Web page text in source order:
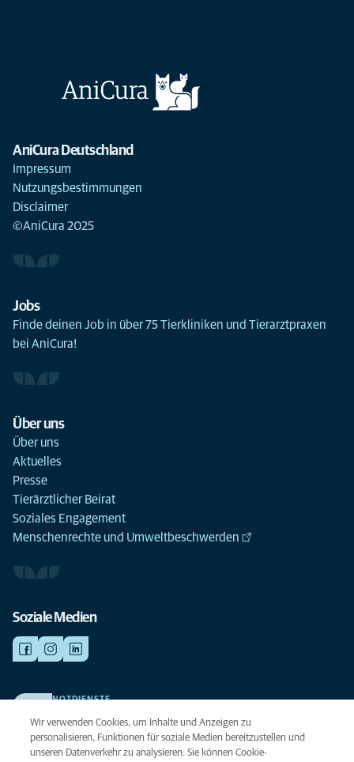
AniCura Deutschland
Impressum
Nutzungsbestimmungen
Disclaimer
©AniCura 2025
Jobs
Finde deinen Job in über 75 Tierkliniken und Tierarztpraxen
bei AniCura!
Über uns
Über uns
Aktuelles
Presse
Tierärztlicher Beirat
Soziales Engagement
Menschenrechte und Umweltbeschwerden
Soziale Medien
NOTDIENSTE
beste Versorgung verdient.
Wir verwenden Cookies, um Inhalte und Anzeigen zu
personalisieren, Funktionen für soziale Medien bereitzustellen und
unseren Datenverkehr zu analysieren. Sie können Cookie-